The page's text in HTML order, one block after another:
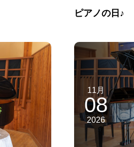
ピアノの日♪
11月
08
2026